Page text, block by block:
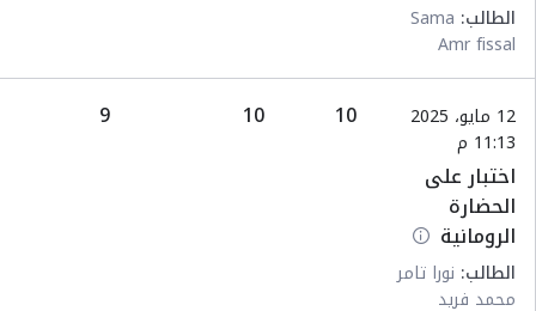
الطالب: Sama
Amr fissal
12 مايو، 2025
11:13 م
اختبار على
الحضارة
الرومانية
الطالب: نورا تامر
محمد فريد
10
10
9